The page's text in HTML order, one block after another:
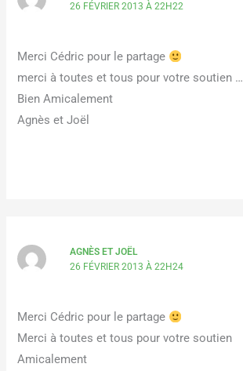
26 FÉVRIER 2013 À 22H22
Merci Cédric pour le partage
merci à toutes et tous pour votre soutien …
Bien Amicalement
Agnès et Joël
AGNÈS ET JOËL
26 FÉVRIER 2013 À 22H24
Merci Cédric pour le partage
Merci à toutes et tous pour votre soutien
Amicalement